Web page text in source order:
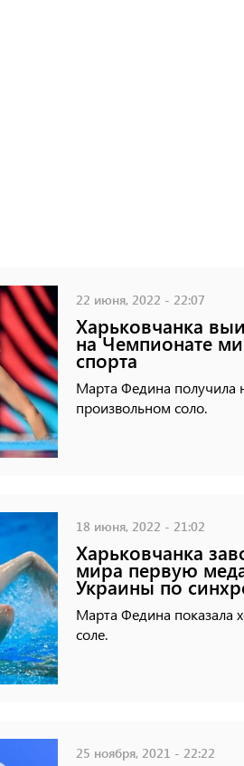
22 июня, 2022 - 22:07
Харьковчанка
на Чемпионате
спорта
Марта Федина получила
произвольном соло.
18 июня, 2022 - 21:02
Харьковчанка
мира первую
Украины по
Марта Федина показала
соле.
25 ноября, 2021 - 22:22